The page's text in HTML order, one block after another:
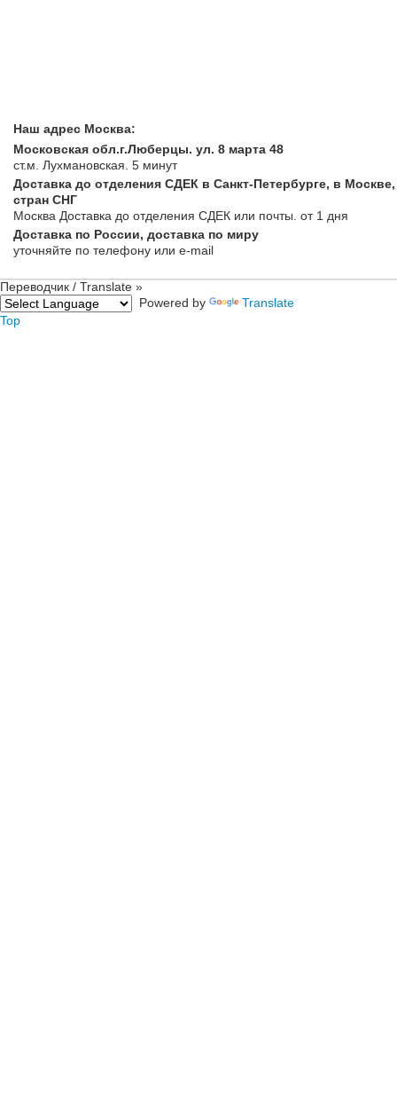
Наш адрес Москва:
Московская обл.г.Люберцы. ул. 8 марта 48
ст.м. Лухмановская. 5 минут
Доставка до отделения СДЕК в Санкт-Петербурге, в
стран СНГ
Москва Доставка до отделения СДЕК или почты. от 1 дня
Доставка по России, доставка по миру
уточняйте по телефону или e-mail
Переводчик / Translate »
Powered by
Translate
Top